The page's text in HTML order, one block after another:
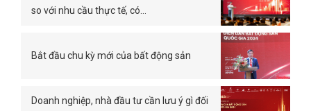
so với nhu cầu thực tế, có…
Bắt đầu chu kỳ mới của bất động sản
Doanh nghiệp, nhà đầu tư cần lưu ý gì đối